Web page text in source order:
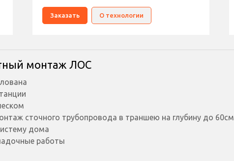
Заказать О технологии
монтаж ЛОС
сточного трубопровода в траншею на глубину до 60см
дома
работы